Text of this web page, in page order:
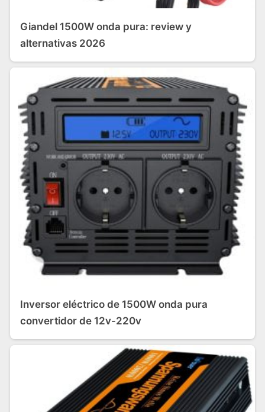
Giandel 1500W onda pura: review y
alternativas 2026
Inversor eléctrico de 1500W onda pura
convertidor de 12v-220v